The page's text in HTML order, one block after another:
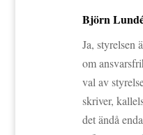
Björn
Ja, styrelsen
om
val av
skriver,
det ändå